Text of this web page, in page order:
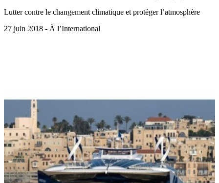
Lutter contre le changement climatique et protéger l’atmosphère
27 juin 2018 - À l’International